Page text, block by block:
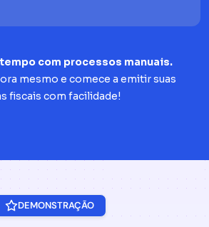
com processos manuais.
mesmo e comece a emitir suas
fiscais com facilidade!
DEMONSTRAÇÃO